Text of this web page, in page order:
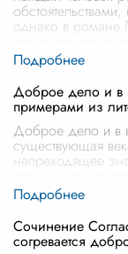
однако в романе
Доброе дело и в
примерами из
Доброе дело и в
существующая
непреходящее
Сочинение
согревается